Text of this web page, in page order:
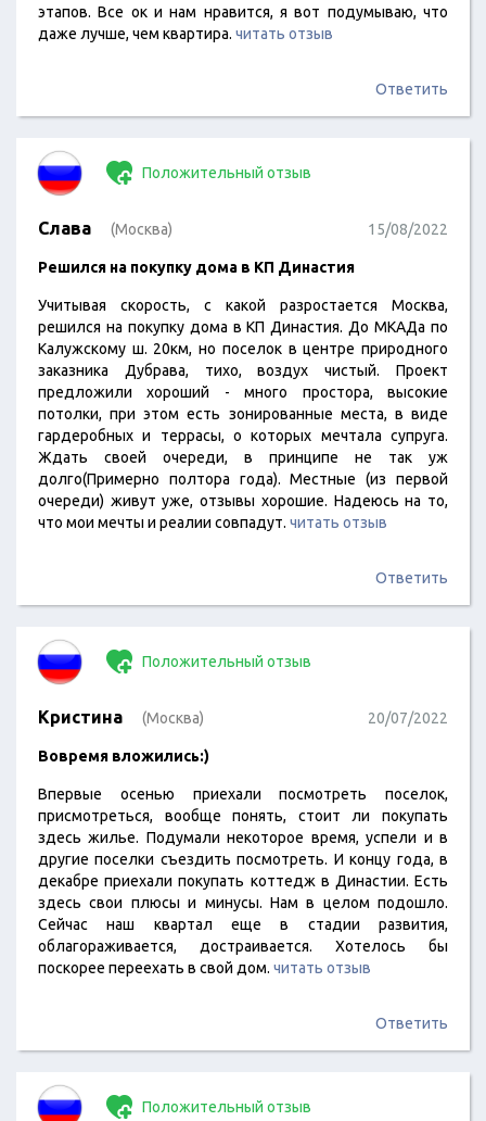
этапов. Все ок и нам нравится, я вот подумываю, что
даже лучше, чем квартира. читать отзыв
Ответить
Положительный отзыв
Слава (Москва) 15/08/2022
Решился на покупку дома в КП Династия
Учитывая скорость, с какой разростается Москва,
решился на покупку дома в КП Династия. До МКАДа по
Калужскому ш. 20км, но поселок в центре природного
заказника Дубрава, тихо, воздух чистый. Проект
предложили хороший - много простора, высокие
потолки, при этом есть зонированные места, в виде
гардеробных и террасы, о которых мечтала супруга.
Ждать своей очереди, в принципе не так уж
долго(Примерно полтора года). Местные (из первой
очереди) живут уже, отзывы хорошие. Надеюсь на то,
что мои мечты и реалии совпадут. читать отзыв
Ответить
Положительный отзыв
Кристина (Москва) 20/07/2022
Вовремя вложились:)
Впервые осенью приехали посмотреть поселок,
присмотреться, вообще понять, стоит ли покупать
здесь жилье. Подумали некоторое время, успели и в
другие поселки съездить посмотреть. И концу года, в
декабре приехали покупать коттедж в Династии. Есть
здесь свои плюсы и минусы. Нам в целом подошло.
Сейчас наш квартал еще в стадии развития,
облагораживается, достраивается. Хотелось бы
поскорее переехать в свой дом. читать отзыв
Ответить
Положительный отзыв